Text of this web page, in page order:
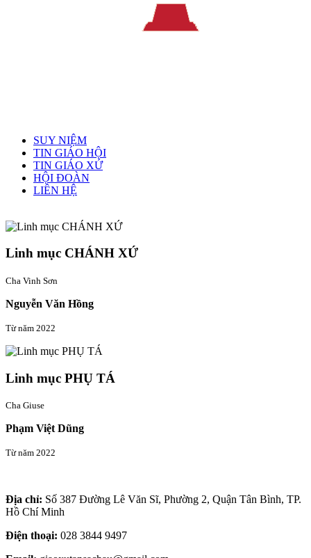
SUY NIỆM
TIN GIÁO HỘI
TIN GIÁO XỨ
HỘI ĐOÀN
LIÊN HỆ
Linh mục CHÁNH XỨ
Cha Vinh Sơn
Nguyễn Văn Hồng
Từ năm 2022
Linh mục PHỤ TÁ
Cha Giuse
Phạm Việt Dũng
Từ năm 2022
Địa chỉ: Số 387 Đường Lê Văn Sĩ, Phường 2, Quận Tân Bình, TP.
Hồ Chí Minh
Điện thoại: 028 3844 9497